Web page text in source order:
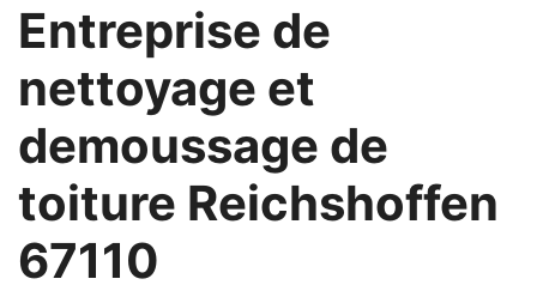
Entreprise de
nettoyage et
demoussage de
toiture Reichshoffen
67110